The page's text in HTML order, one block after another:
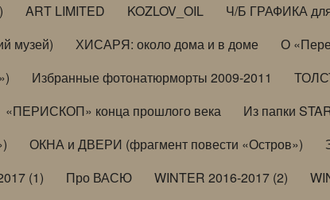
ART LIMITED KOZLOV_OIL Ч/Б ГРАФИКА
музей)
ХИСАРЯ: около дома и в доме О
Избранные фотонатюрморты 2009-2011
«ПЕРИСКОП» конца прошлого века Из папки
ОКНА и ДВЕРИ (фрагмент повести «Остров»)
(1) Про ВАСЮ WINTER 2016-2017 (2)